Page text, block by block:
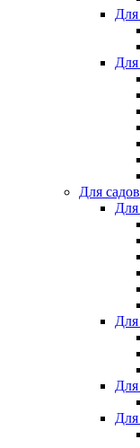
Для
Для
Для
Для